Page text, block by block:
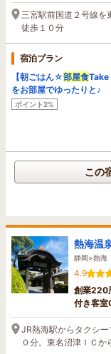
三宮駅前国道２号線
徒歩１０分
宿泊プラン
【朝ごはん☆部屋食Take
をお部屋でゆったりと♪
ポイント2%
この
熱海温
静岡>熱海
4.9
創業220
付き客室
JR熱海駅からタクシ
０分。東名沼津ＩＣか